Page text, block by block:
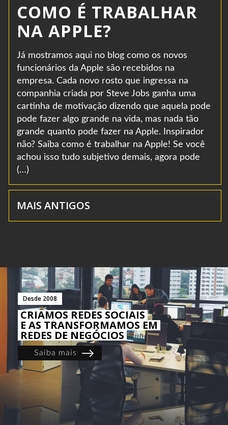
COMO É TRABALHAR
NA APPLE?
Já mostramos aqui no blog como os novos
funcionários da Apple são recebidos na
empresa. Cada novo rosto que ingressa na
companhia criada por Steve Jobs ganha uma
cartinha de motivação dizendo que aquela pode
pode fazer algo grande na vida, mas nada tão
grande quanto pode fazer na Apple. Inspirador
não? Saiba como é trabalhar na Apple! Se você
achou isso tudo subjetivo demais, agora pode
(…)
MAIS ANTIGOS
Desde 2008
CRIAMOS REDES SOCIAIS
E AS TRANSFORMAMOS EM
REDES DE NEGÓCIOS
Saiba mais